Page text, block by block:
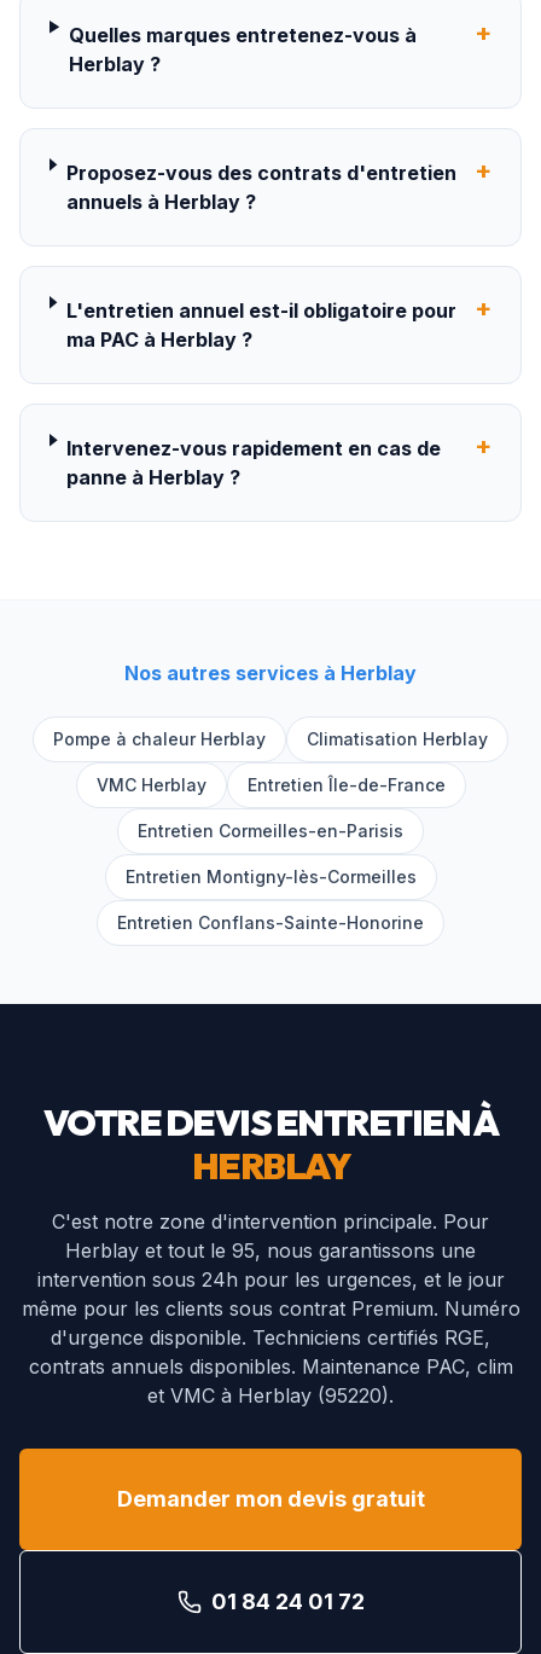
Quelles marques entretenez-vous à
Herblay ?
+
Proposez-vous des contrats d'entretien
annuels à Herblay ?
+
L'entretien annuel est-il obligatoire pour
ma PAC à Herblay ?
+
Intervenez-vous rapidement en cas de
panne à Herblay ?
+
Nos autres services à Herblay
Pompe à chaleur Herblay Climatisation Herblay
VMC Herblay Entretien Île-de-France
Entretien Cormeilles-en-Parisis
Entretien Montigny-lès-Cormeilles
Entretien Conflans-Sainte-Honorine
VOTRE DEVIS ENTRETIEN À
HERBLAY
C'est notre zone d'intervention principale. Pour
Herblay et tout le 95, nous garantissons une
intervention sous 24h pour les urgences, et le jour
même pour les clients sous contrat Premium. Numéro
d'urgence disponible. Techniciens certifiés RGE,
contrats annuels disponibles. Maintenance PAC, clim
et VMC à Herblay (95220).
Demander mon devis gratuit
01 84 24 01 72